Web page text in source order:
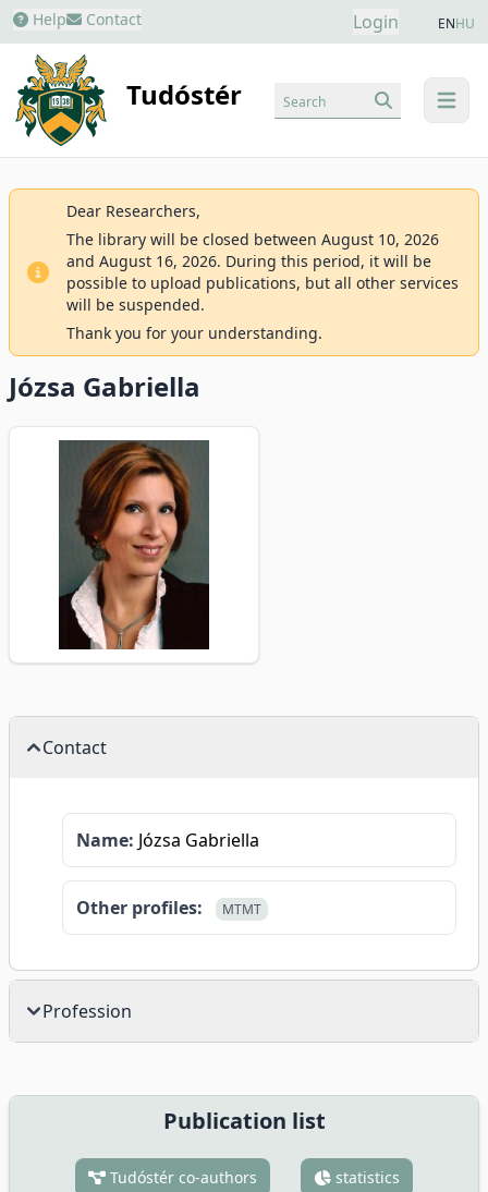
Help Contact Login ENHU
Tudóstér menu
Search
Dear Researchers,
The library will be closed between August 10, 2026
and August 16, 2026. During this period, it will be
possible to upload publications, but all other services
will be suspended.
Thank you for your understanding.
Józsa Gabriella
Contact
Name: Józsa Gabriella
Other profiles: MTMT
Profession
Publication list
Tudóstér co-authors statistics